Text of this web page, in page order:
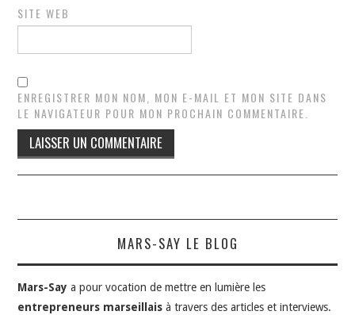
SITE WEB
ENREGISTRER MON NOM, MON E-MAIL ET MON SITE DANS
LE NAVIGATEUR POUR MON PROCHAIN COMMENTAIRE.
MARS-SAY LE BLOG
Mars-Say a pour vocation de mettre en lumière les
entrepreneurs marseillais à travers des articles et interviews.